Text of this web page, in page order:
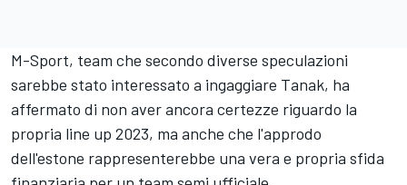
M-Sport, team che secondo diverse speculazioni
sarebbe stato interessato a ingaggiare Tanak, ha
affermato di non aver ancora certezze riguardo la
propria line up 2023, ma anche che l'approdo
dell'estone rappresenterebbe una vera e propria sfida